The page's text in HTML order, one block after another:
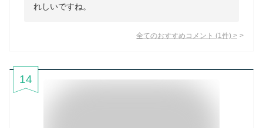
れしいですね。
全てのおすすめコメント (1 件) >
14